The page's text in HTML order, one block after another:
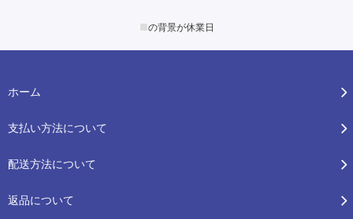
■の背景が休業日
ホーム
支払い方法について
配送方法について
返品について